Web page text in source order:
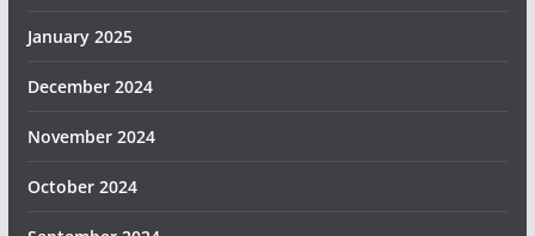
January 2025
December 2024
November 2024
October 2024